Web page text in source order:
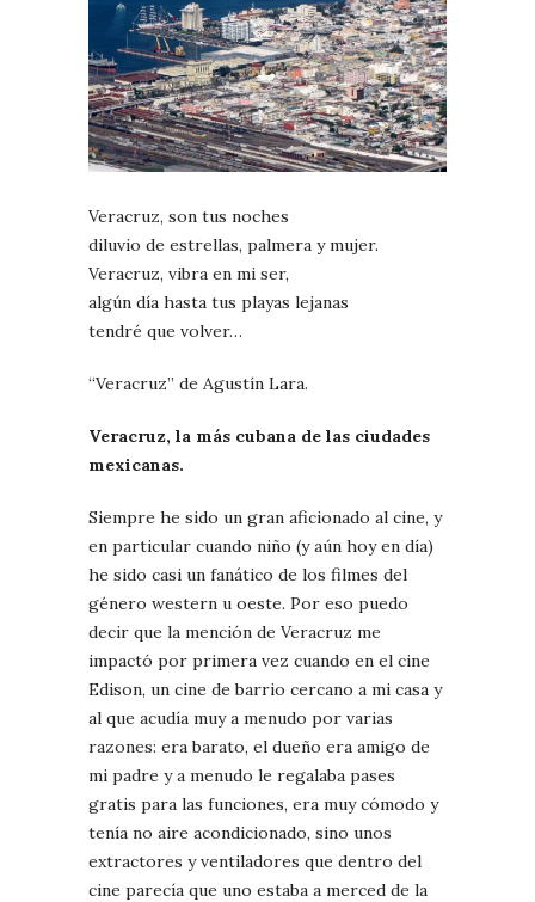
Veracruz, son tus noches
diluvio de estrellas, palmera y mujer.
Veracruz, vibra en mi ser,
algún día hasta tus playas lejanas
tendré que volver…
“Veracruz” de Agustín Lara.
Veracruz, la más cubana de las ciudades
mexicanas.
Siempre he sido un gran aficionado al cine, y
en particular cuando niño (y aún hoy en día)
he sido casi un fanático de los filmes del
género western u oeste. Por eso puedo
decir que la mención de Veracruz me
impactó por primera vez cuando en el cine
Edison, un cine de barrio cercano a mi casa y
al que acudía muy a menudo por varias
razones: era barato, el dueño era amigo de
mi padre y a menudo le regalaba pases
gratis para las funciones, era muy cómodo y
tenía no aire acondicionado, sino unos
extractores y ventiladores que dentro del
cine parecía que uno estaba a merced de la